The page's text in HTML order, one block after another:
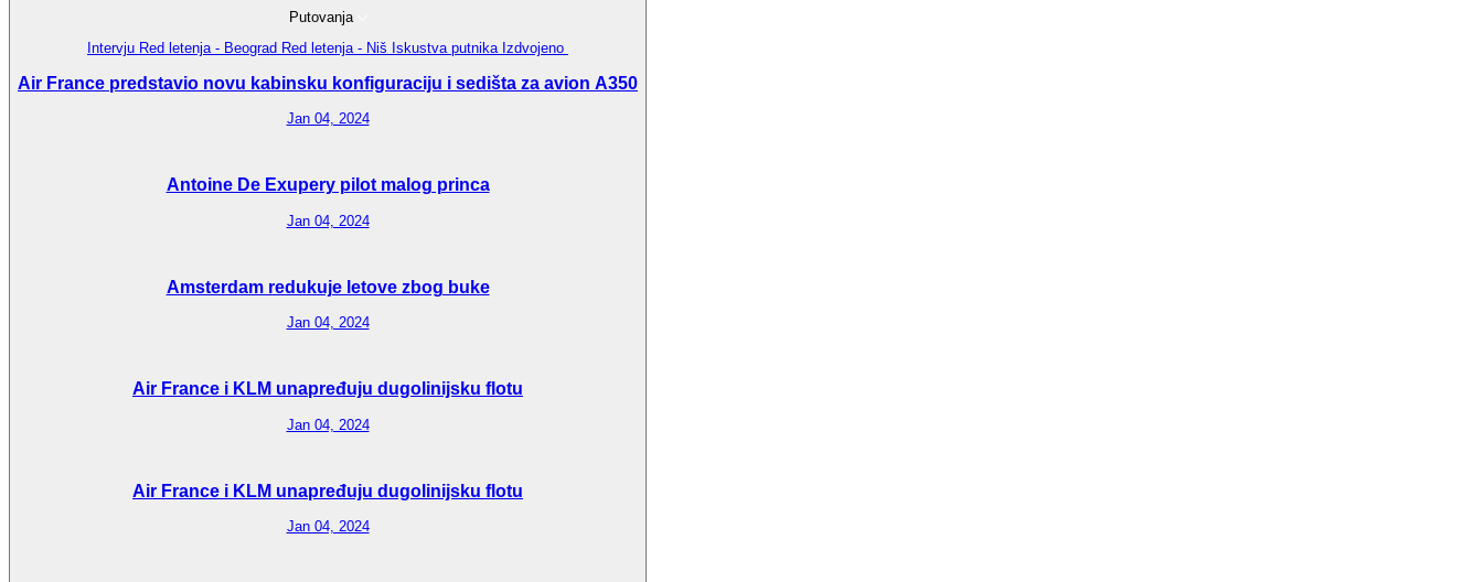
Putovanja
Intervju Red letenja - Beograd Red letenja - Niš Iskustva putnika Izdvojeno
Air France predstavio novu kabinsku konfiguraciju i sedišta za avion A350
Jan 04, 2024
Antoine De Exupery pilot malog princa
Jan 04, 2024
Amsterdam redukuje letove zbog buke
Jan 04, 2024
Air France i KLM unapređuju dugolinijsku flotu
Jan 04, 2024
Air France i KLM unapređuju dugolinijsku flotu
Jan 04, 2024